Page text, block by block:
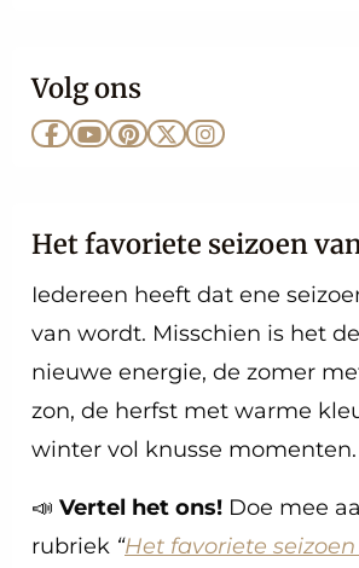
Volg ons
Ga Ga Ga Ga Ga
Het favoriete seizoen
Iedereen heeft dat ene
van wordt. Misschien is het
nieuwe energie, de zomer
zon, de herfst met warme
winter vol knusse momenten.
📣 Vertel het ons! Doe mee
rubriek “Het favoriete